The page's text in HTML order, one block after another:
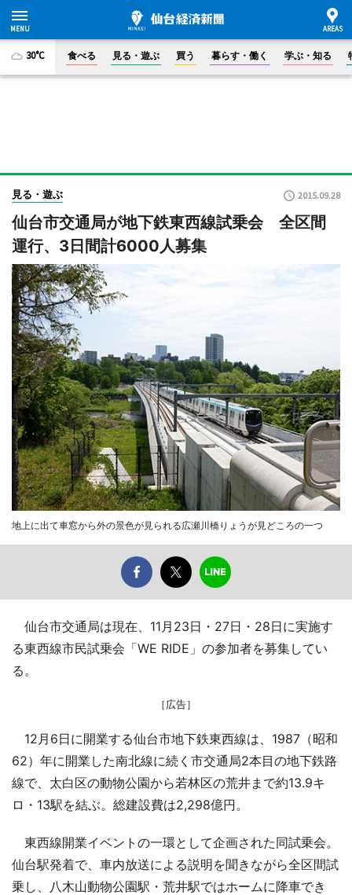
30°C 食べる 見る・遊ぶ 買う 暮らす・働く 学ぶ・知る
見る・遊ぶ 2015.09.28
仙台市交通局が地下鉄東西線試乗会 全区間
運行、3日間計6000人募集
地上に出て車窓から外の景色が見られる広瀬川橋りょうが見どころの一つ
仙台市交通局は現在、11月23日・27日・28日に実施す
る東西線市民試乗会「WE RIDE」の参加者を募集してい
る。
［広告］
12月6日に開業する仙台市地下鉄東西線は、1987（昭和
62）年に開業した南北線に続く市交通局2本目の地下鉄路
線で、太白区の動物公園から若林区の荒井まで約13.9キ
ロ・13駅を結ぶ。総建設費は2,298億円。
東西線開業イベントの一環として企画された同試乗会。
仙台駅発着で、車内放送による説明を聞きながら全区間試
乗し、八木山動物公園駅・荒井駅ではホームに降車でき